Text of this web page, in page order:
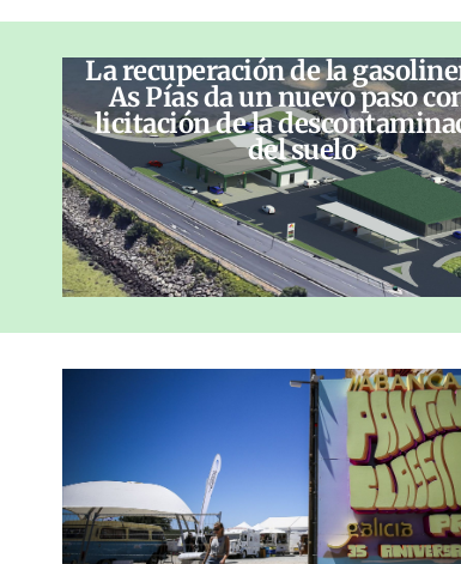
La recuperación de la
As Pías da un nuevo paso
licitación de la
del suelo